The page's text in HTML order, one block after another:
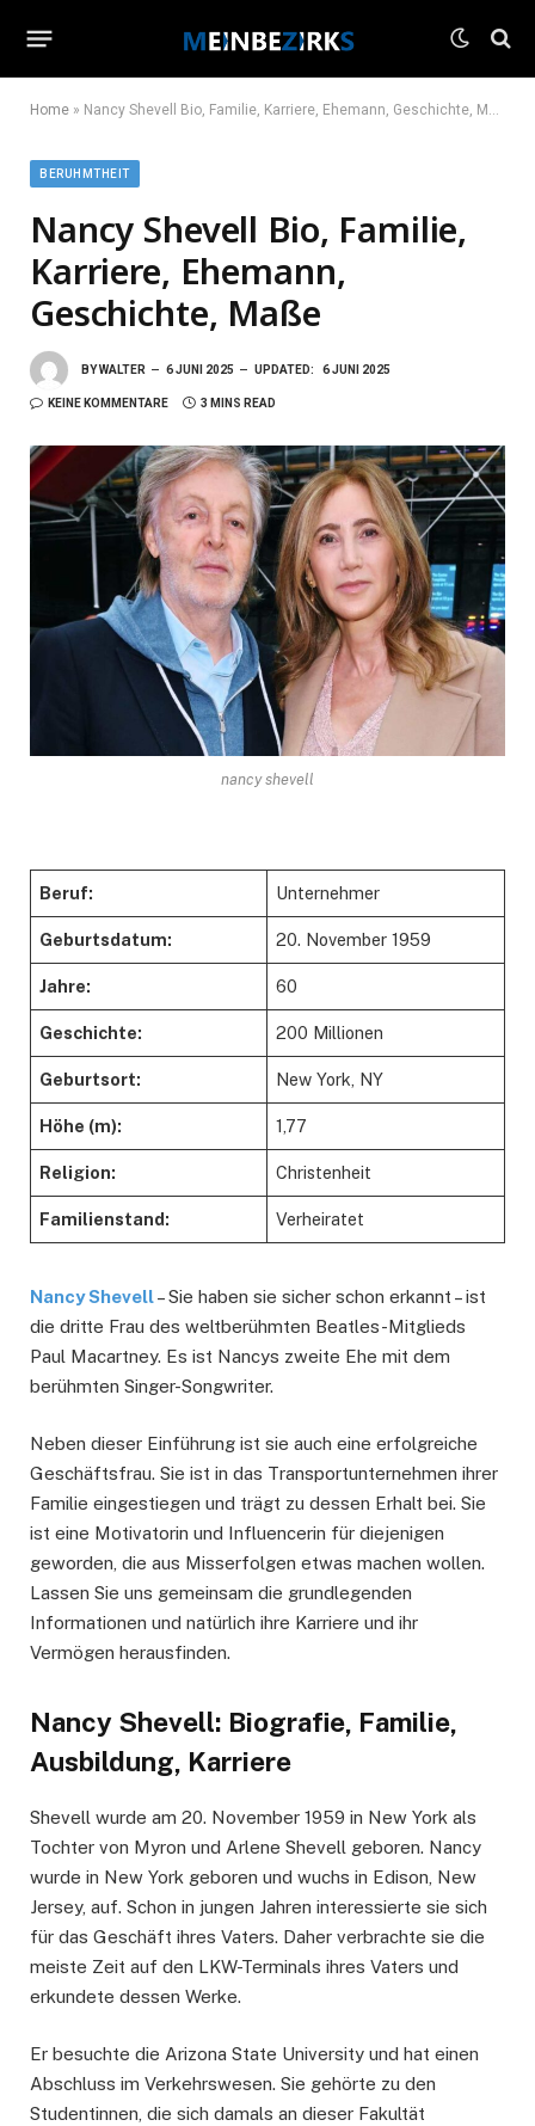
Home » Nancy Shevell Bio, Familie, Karriere, Ehemann, Geschichte, Maße
BERUHMTHEIT
Nancy Shevell Bio, Familie,
Karriere, Ehemann,
Geschichte, Maße
BYWALTER 6 JUNI 2025 UPDATED: 6 JUNI 2025
KEINE KOMMENTARE 3 MINS READ
nancy shevell
Beruf: Unternehmer
Geburtsdatum: 20. November 1959
Jahre: 60
Geschichte: 200 Millionen
Geburtsort: New York, NY
Höhe (m): 1,77
Religion: Christenheit
Familienstand: Verheiratet
Nancy Shevell– Sie haben sie sicher schon erkannt – ist
die dritte Frau des weltberühmten Beatles-Mitglieds
Paul Macartney. Es ist Nancys zweite Ehe mit dem
berühmten Singer-Songwriter.
Neben dieser Einführung ist sie auch eine erfolgreiche
Geschäftsfrau. Sie ist in das Transportunternehmen ihrer
Familie eingestiegen und trägt zu dessen Erhalt bei. Sie
ist eine Motivatorin und Influencerin für diejenigen
geworden, die aus Misserfolgen etwas machen wollen.
Lassen Sie uns gemeinsam die grundlegenden
Informationen und natürlich ihre Karriere und ihr
Vermögen herausfinden.
Nancy Shevell: Biografie, Familie,
Ausbildung, Karriere
Shevell wurde am 20. November 1959 in New York als
Tochter von Myron und Arlene Shevell geboren. Nancy
wurde in New York geboren und wuchs in Edison, New
Jersey, auf. Schon in jungen Jahren interessierte sie sich
für das Geschäft ihres Vaters. Daher verbrachte sie die
meiste Zeit auf den LKW-Terminals ihres Vaters und
erkundete dessen Werke.
Er besuchte die Arizona State University und hat einen
Abschluss im Verkehrswesen. Sie gehörte zu den
Studentinnen, die sich damals an dieser Fakultät